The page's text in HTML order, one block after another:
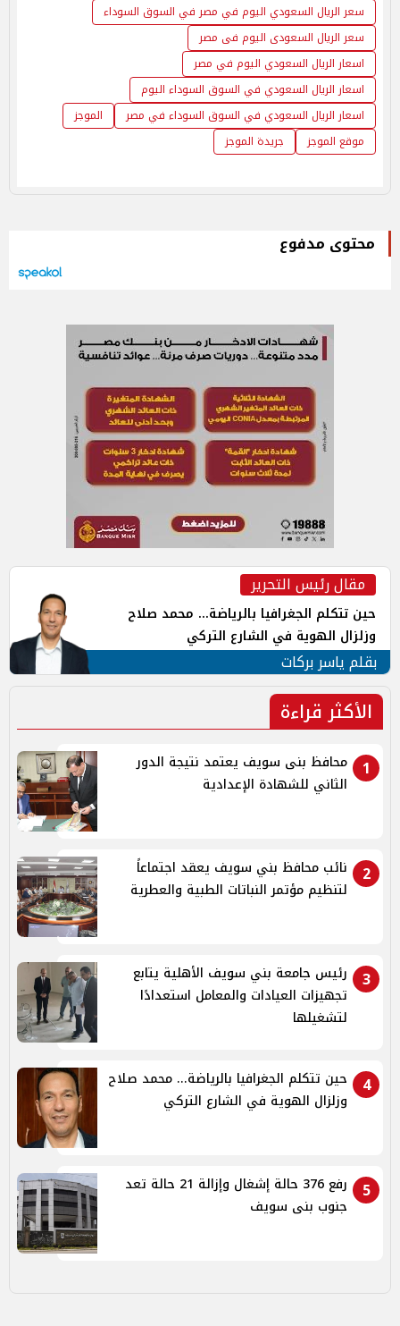
سعر الريال السعودي اليوم في مصر في السوق السوداء
سعر الريال السعودى اليوم فى مصر
اسعار الريال السعودي اليوم في مصر
اسعار الريال السعودي في السوق السوداء اليوم
اسعار الريال السعودي في السوق السوداء في مصر
الموجز
موقع الموجز
جريدة الموجز
محتوى مدفوع
مقال رئيس التحرير
حين تتكلم الجغرافيا بالرياضة... محمد صلاح
وزلزال الهوية في الشارع التركي
بقلم ياسر بركات
الأكثر قراءة
1
محافظ بنى سويف يعتمد نتيجة الدور
الثاني للشهادة الإعدادية
2
نائب محافظ بني سويف يعقد اجتماعاً
لتنظيم مؤتمر النباتات الطبية والعطرية
3
رئيس جامعة بني سويف الأهلية يتابع
تجهيزات العيادات والمعامل استعدادًا
لتشغيلها
4
حين تتكلم الجغرافيا بالرياضة... محمد صلاح
وزلزال الهوية في الشارع التركي
5
رفع 376 حالة إشغال وإزالة 21 حالة تعد
جنوب بنى سويف